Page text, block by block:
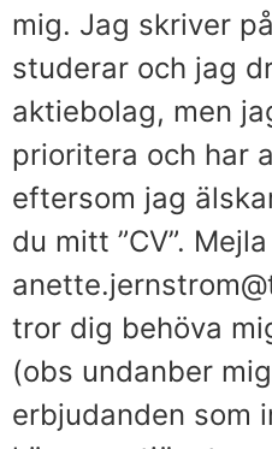
mig. Jag skriver
studerar och jag
aktiebolag, men
prioritera och har
eftersom jag
du mitt ”CV”.
tror dig behöva
(obs undanber
erbjudanden som